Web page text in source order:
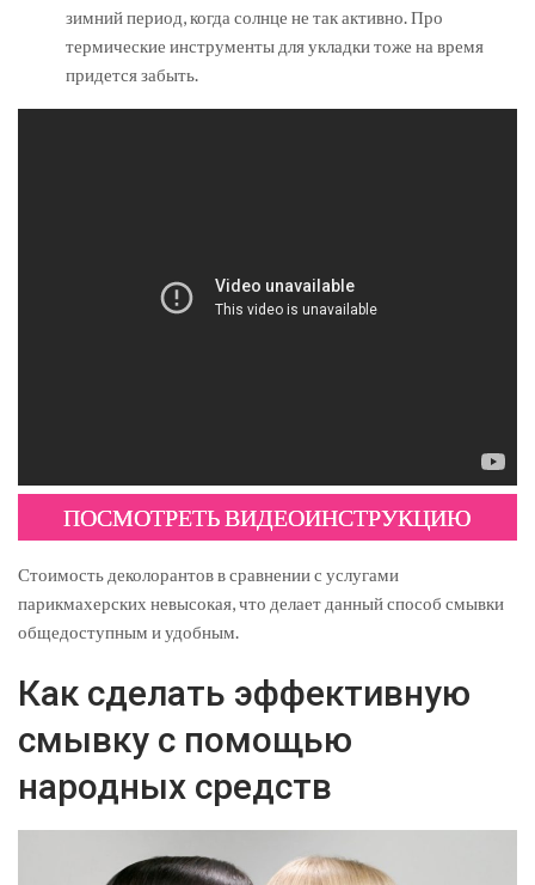
зимний период, когда солнце не так активно. Про
термические инструменты для укладки тоже на время
придется забыть.
ПОСМОТРЕТЬ ВИДЕОИНСТРУКЦИЮ
Стоимость деколорантов в сравнении с услугами
парикмахерских невысокая, что делает данный способ смывки
общедоступным и удобным.
Как сделать эффективную
смывку с помощью
народных средств